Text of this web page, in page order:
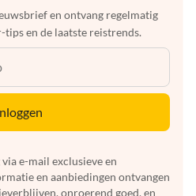
en ontvang regelmatig
en de laatste reistrends.
e-mail exclusieve en
en aanbiedingen ontvangen
onroerend goed, en